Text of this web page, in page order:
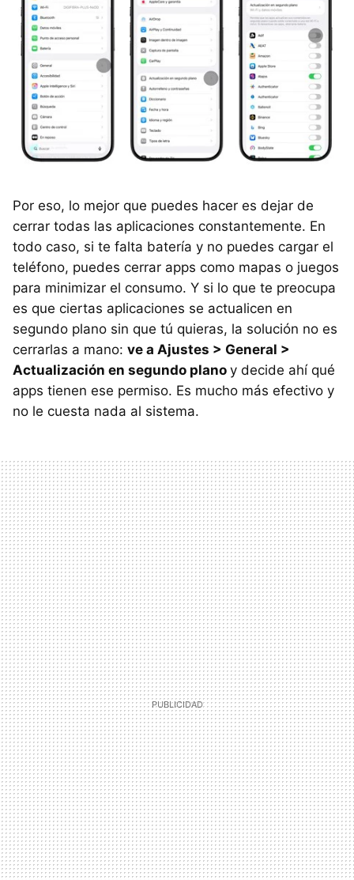
Por eso, lo mejor que puedes hacer es dejar de
cerrar todas las aplicaciones constantemente. En
todo caso, si te falta batería y no puedes cargar el
teléfono, puedes cerrar apps como mapas o juegos
para minimizar el consumo. Y si lo que te preocupa
es que ciertas aplicaciones se actualicen en
segundo plano sin que tú quieras, la solución no es
cerrarlas a mano: ve a Ajustes > General >
Actualización en segundo plano y decide ahí qué
apps tienen ese permiso. Es mucho más efectivo y
no le cuesta nada al sistema.